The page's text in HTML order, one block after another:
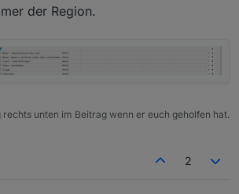
der Region.
rechts unten im Beitrag wenn er euch geholfen hat.
2